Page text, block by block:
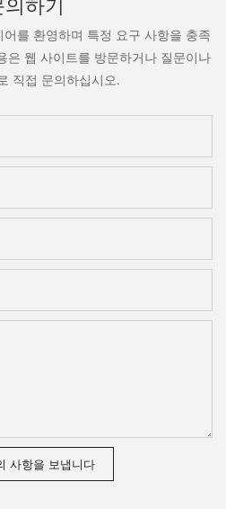
의하기
를 환영하며 특정 요구 사항을 충족
은 웹 사이트를 방문하거나 질문이나
직접 문의하십시오.
사항을 보냅니다